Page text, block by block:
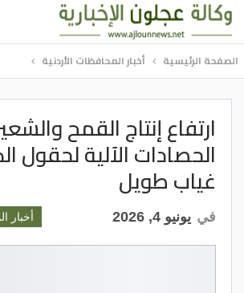
الصفحة الرئيسية أخبار المحافظات الأردنية
ارتفاع إنتاج القمح
الحصادات الآلية لحقول
غياب طويل
أخبار في يونيو 4, 2026